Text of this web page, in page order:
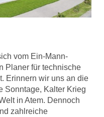
vom Ein-Mann-
Planer für technische
Erinnern wir uns an die
Sonntage, Kalter Krieg
in Atem. Dennoch
zahlreiche